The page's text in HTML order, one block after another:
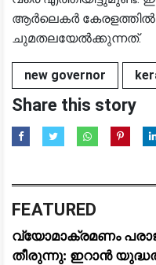
ആര്‍ലെകര്‍
ചുമതലയേല്‍ക്കുന്നത്.
new governor
Share this story
FEATURED
വ്യോമാക്രമണം
തീരുന്നു: ഇറാൻ